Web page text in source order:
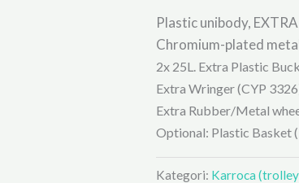
Plastic unibody, EXTRA
Chromium-plated
2x 25L. Extra Plastic
Extra Wringer (CYP
Extra Rubber/Metal
Optional: Plastic Basket
Kategori: Karroca